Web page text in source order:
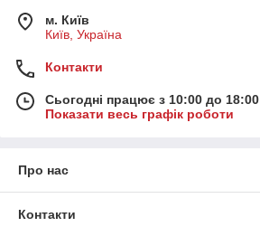
м. Київ
Київ, Україна
Контакти
Сьогодні працює з 10:00 до 18:00
Показати весь графік роботи
Про нас
Контакти